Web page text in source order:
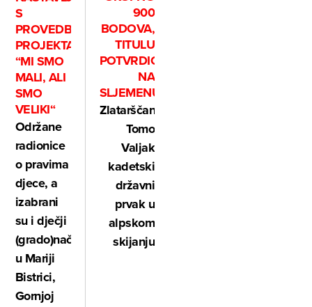
S
PROVEDBOM
PROJEKTA
“MI SMO
MALI, ALI
SMO
VELIKI“
Održane
radionice
o pravima
djece, a
izabrani
su i dječji
(grado)načelnici
u Mariji
Bistrici,
Gornjoj
900
BODOVA,
TITULU
POTVRDIO
NA
SLJEMENU
Zlatarščanin
Tomo
Valjak
kadetski
državni
prvak u
alpskom
skijanju